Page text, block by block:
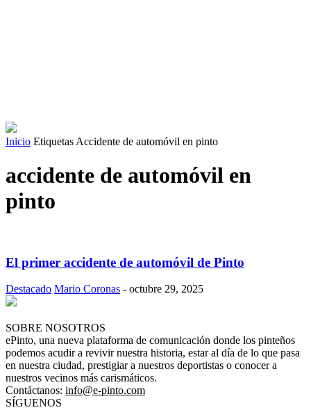
Inicio Etiquetas Accidente de automóvil en pinto
accidente de automóvil en
pinto
El primer accidente de automóvil de Pinto
Destacado Mario Coronas - octubre 29, 2025
SOBRE NOSOTROS
ePinto, una nueva plataforma de comunicación donde los pinteños
podemos acudir a revivir nuestra historia, estar al día de lo que pasa
en nuestra ciudad, prestigiar a nuestros deportistas o conocer a
nuestros vecinos más carismáticos.
Contáctanos: info@e-pinto.com
SÍGUENOS